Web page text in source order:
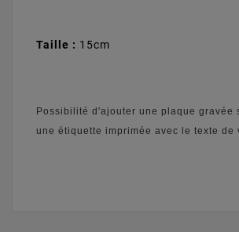
Taille : 15cm
Possibilité d'ajouter une plaque gravée
une étiquette imprimée avec le texte de